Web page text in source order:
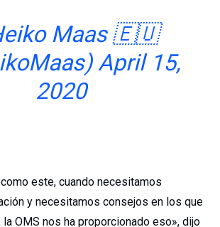
Maas 🇪🇺
April 15,
2020
este, cuando necesitamos
y necesitamos consejos en los que
OMS nos ha proporcionado eso», dijo